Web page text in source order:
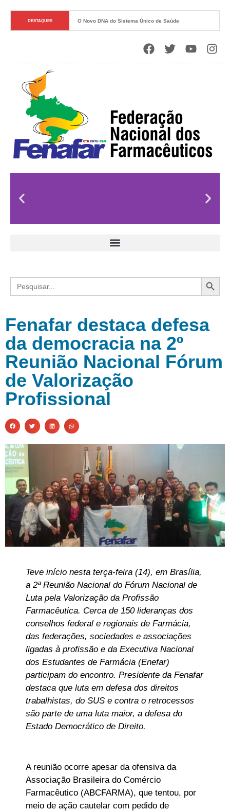
DESTAQUES O Novo DNA do Sistema Único de Saúde
Search
for:
Fenafar destaca defesa
da democracia na 2º
Reunião Nacional Fórum
de Valorização
Profissional
Teve início nesta terça-feira (14), em Brasília,
a 2ª Reunião Nacional do Fórum Nacional de
Luta pela Valorização da Profissão
Farmacêutica. Cerca de 150 lideranças dos
conselhos federal e regionais de Farmácia,
das federações, sociedades e associações
ligadas à profissão e da Executiva Nacional
dos Estudantes de Farmácia (Enefar)
participam do encontro. Presidente da Fenafar
destaca que luta em defesa dos direitos
trabalhistas, do SUS e contra o retrocessos
são parte de uma luta maior, a defesa do
Estado Democrático de Direito.
A reunião ocorre apesar da ofensiva da
Associação Brasileira do Comércio
Farmacêutico (ABCFARMA), que tentou, por
meio de ação cautelar com pedido de